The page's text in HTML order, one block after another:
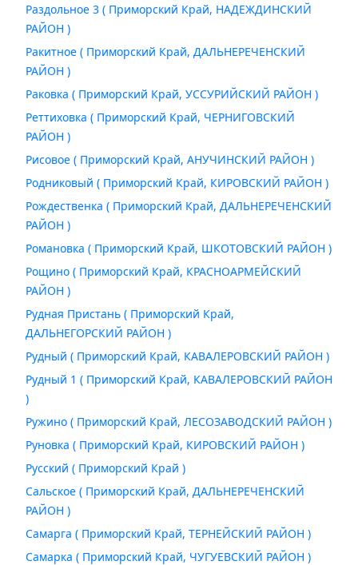
Раздольное 3 ( Приморский Край, НАДЕЖДИНСКИЙ
РАЙОН )
Ракитное ( Приморский Край, ДАЛЬНЕРЕЧЕНСКИЙ
РАЙОН )
Раковка ( Приморский Край, УССУРИЙСКИЙ РАЙОН )
Реттиховка ( Приморский Край, ЧЕРНИГОВСКИЙ
РАЙОН )
Рисовое ( Приморский Край, АНУЧИНСКИЙ РАЙОН )
Родниковый ( Приморский Край, КИРОВСКИЙ РАЙОН )
Рождественка ( Приморский Край, ДАЛЬНЕРЕЧЕНСКИЙ
РАЙОН )
Романовка ( Приморский Край, ШКОТОВСКИЙ РАЙОН )
Рощино ( Приморский Край, КРАСНОАРМЕЙСКИЙ
РАЙОН )
Рудная Пристань ( Приморский Край,
ДАЛЬНЕГОРСКИЙ РАЙОН )
Рудный ( Приморский Край, КАВАЛЕРОВСКИЙ РАЙОН )
Рудный 1 ( Приморский Край, КАВАЛЕРОВСКИЙ РАЙОН
)
Ружино ( Приморский Край, ЛЕСОЗАВОДСКИЙ РАЙОН )
Руновка ( Приморский Край, КИРОВСКИЙ РАЙОН )
Русский ( Приморский Край )
Сальское ( Приморский Край, ДАЛЬНЕРЕЧЕНСКИЙ
РАЙОН )
Самарга ( Приморский Край, ТЕРНЕЙСКИЙ РАЙОН )
Самарка ( Приморский Край, ЧУГУЕВСКИЙ РАЙОН )